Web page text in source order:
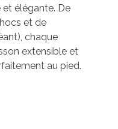
et élégante. De
et de
chaque
extensible et
au pied.